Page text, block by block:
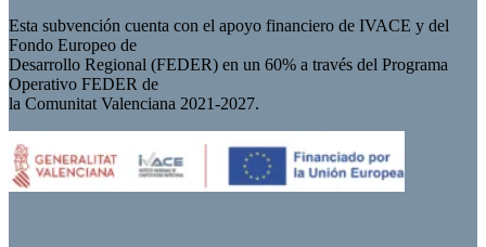
Esta subvención cuenta con el apoyo financiero de IVACE y del
Fondo Europeo de
Desarrollo Regional (FEDER) en un 60% a través del Programa
Operativo FEDER de
la Comunitat Valenciana 2021-2027.